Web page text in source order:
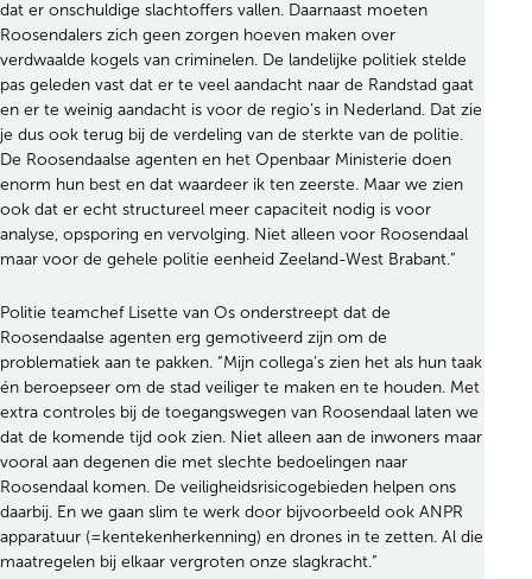
dat er onschuldige slachtoffers vallen. Daarnaast moeten
Roosendalers zich geen zorgen hoeven maken over
verdwaalde kogels van criminelen. De landelijke politiek stelde
pas geleden vast dat er te veel aandacht naar de Randstad gaat
en er te weinig aandacht is voor de regio’s in Nederland. Dat zie
je dus ook terug bij de verdeling van de sterkte van de politie.
De Roosendaalse agenten en het Openbaar Ministerie doen
enorm hun best en dat waardeer ik ten zeerste. Maar we zien
ook dat er echt structureel meer capaciteit nodig is voor
analyse, opsporing en vervolging. Niet alleen voor Roosendaal
maar voor de gehele politie eenheid Zeeland-West Brabant.”
Politie teamchef Lisette van Os onderstreept dat de
Roosendaalse agenten erg gemotiveerd zijn om de
problematiek aan te pakken. “Mijn collega’s zien het als hun taak
én beroepseer om de stad veiliger te maken en te houden. Met
extra controles bij de toegangswegen van Roosendaal laten we
dat de komende tijd ook zien. Niet alleen aan de inwoners maar
vooral aan degenen die met slechte bedoelingen naar
Roosendaal komen. De veiligheidsrisicogebieden helpen ons
daarbij. En we gaan slim te werk door bijvoorbeeld ook ANPR
apparatuur (=kentekenherkenning) en drones in te zetten. Al die
maatregelen bij elkaar vergroten onze slagkracht.”